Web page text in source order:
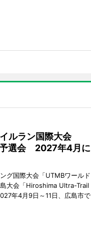
ルラン国際大会
予選会 2027年4月に
グ国際大会「UTMBワールド
大会「Hiroshima Ultra-Trail
年4月9日～11日、広島市で